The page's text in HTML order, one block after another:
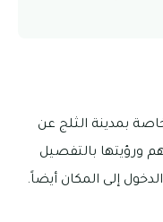
بمدينة الثلج عن
ورؤيتها بالتفصيل
إلى المكان أيضاً.